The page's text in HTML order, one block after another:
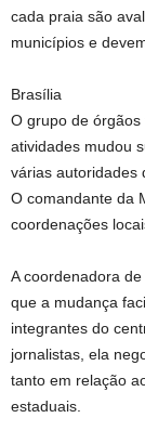
cada praia são
municípios e
Brasília
O grupo de
atividades mudou
várias autoridades
O comandante da
coordenações
A coordenadora
que a mudança
integrantes do
jornalistas, ela
tanto em relação
estaduais.